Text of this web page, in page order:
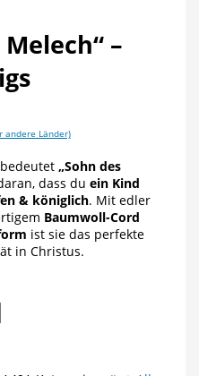
–
andere Länder)
„Sohn des
dass du ein Kind
& königlich. Mit edler
Baumwoll-Cord
ist sie das perfekte
in Christus.